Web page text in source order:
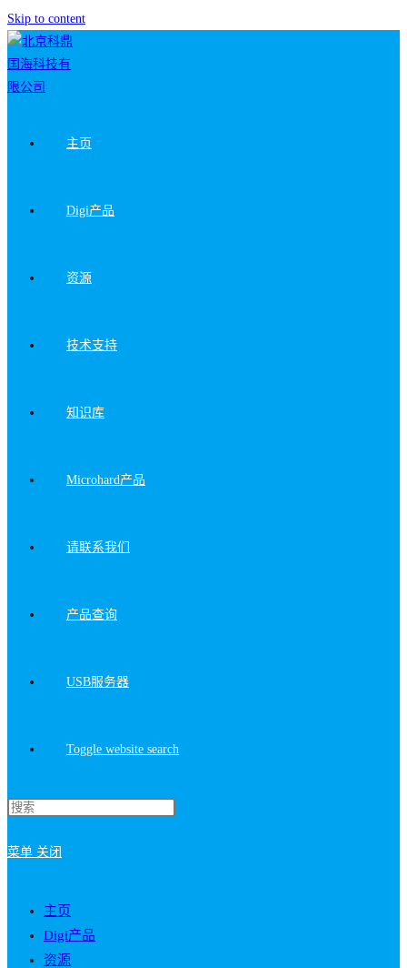
Skip to content
主页
Digi产品
资源
技术支持
知识库
Microhard产品
请联系我们
产品查询
USB服务器
Toggle website search
菜单 关闭
主页
Digi产品
资源